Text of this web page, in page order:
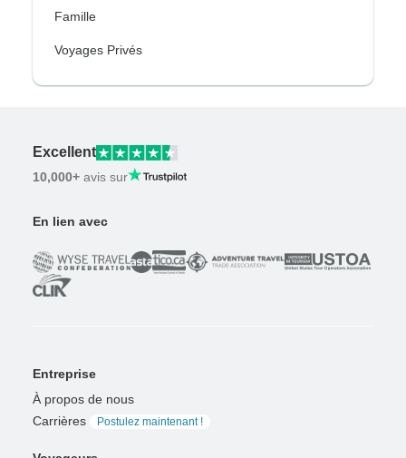
Famille
Voyages Privés
Excellent
10,000+ avis sur
En lien avec
Entreprise
À propos de nous
Carrières
Postulez maintenant !